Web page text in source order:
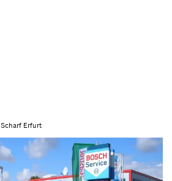
Scharf Erfurt